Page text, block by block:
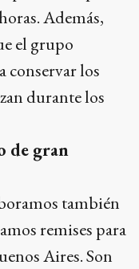
Además,
el grupo
conservar los
durante los
de gran
también
remises para
Aires. Son